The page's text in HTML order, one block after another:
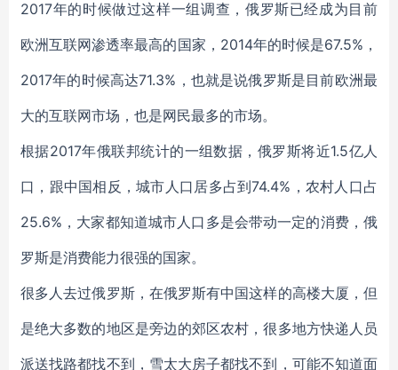
2017年的时候做过这样一组调查，俄罗斯已经成为目前
欧洲互联网渗透率最高的国家，2014年的时候是67.5%，
2017年的时候高达71.3%，也就是说俄罗斯是目前欧洲最
大的互联网市场，也是网民最多的市场。
根据2017年俄联邦统计的一组数据，俄罗斯将近1.5亿人
口，跟中国相反，城市人口居多占到74.4%，农村人口占
25.6%，大家都知道城市人口多是会带动一定的消费，俄
罗斯是消费能力很强的国家。
很多人去过俄罗斯，在俄罗斯有中国这样的高楼大厦，但
是绝大多数的地区是旁边的郊区农村，很多地方快递人员
派送找路都找不到，雪太大房子都找不到，可能不知道面